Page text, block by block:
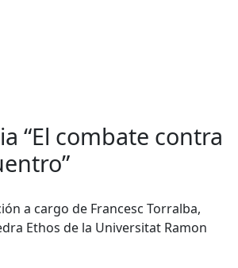
“El combate contra
a cargo de Francesc Torralba,
Ethos de la Universitat Ramon